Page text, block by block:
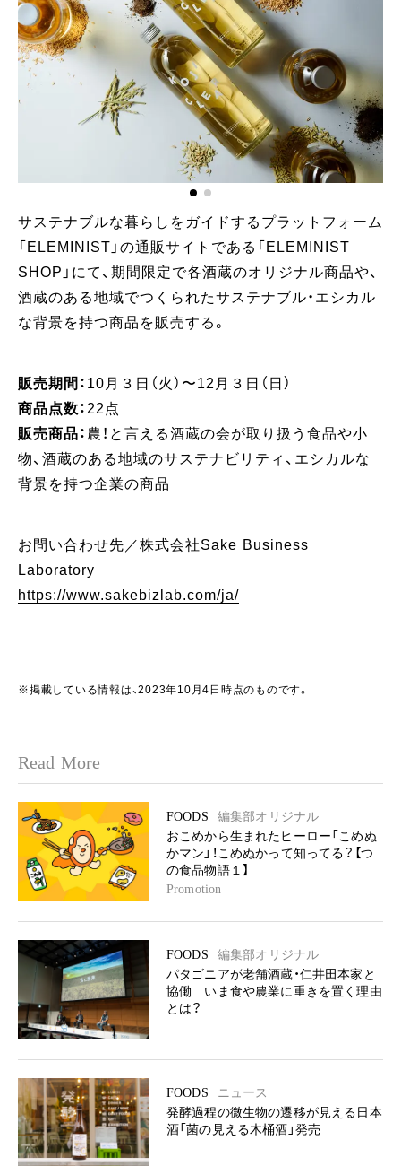
サステナブルな暮らしをガイドするプラットフォーム
「ELEMINIST」の通販サイトである「ELEMINIST
SHOP」にて、期間限定で各酒蔵のオリジナル商品や、
酒蔵のある地域でつくられたサステナブル・エシカル
な背景を持つ商品を販売する。
販売期間： 10月３日（火）〜12月３日（日）
商品点数： 22点
販売商品： 農！と言える酒蔵の会が取り扱う食品や小
物、酒蔵のある地域のサステナビリティ、エシカルな
背景を持つ企業の商品
お問い合わせ先／株式会社Sake Business
Laboratory
https://www.sakebizlab.com/ja/
※掲載している情報は、2023年10月4日時点のものです。
Read More
FOODS
編集部オリジナル
おこめから生まれたヒーロー「こめぬ
かマン」！こめぬかって知ってる？【つ
の食品物語１】
Promotion
FOODS
編集部オリジナル
パタゴニアが老舗酒蔵・仁井田本家と
協働 いま食や農業に重きを置く理由
とは？
FOODS
ニュース
発酵過程の微生物の遷移が見える日本
酒「菌の見える木桶酒」発売